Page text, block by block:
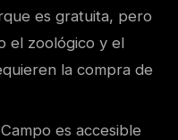
es gratuita, pero
el zoológico y el
la compra de
es accesible